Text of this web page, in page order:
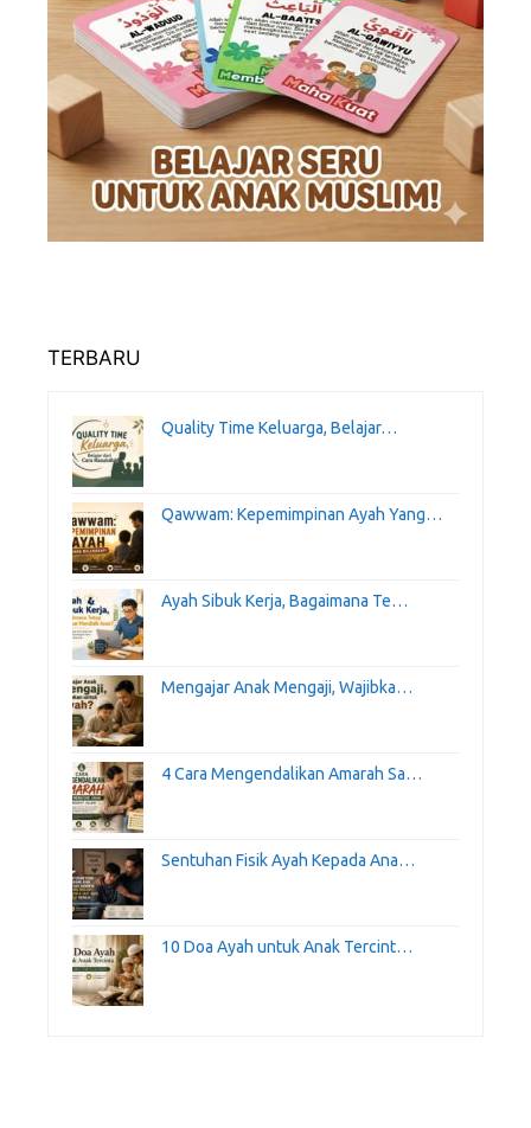
TERBARU
Quality Time Keluarga, Belajar…
Qawwam: Kepemimpinan Ayah Yang…
Ayah Sibuk Kerja, Bagaimana Te…
Mengajar Anak Mengaji, Wajibka…
4 Cara Mengendalikan Amarah Sa…
Sentuhan Fisik Ayah Kepada Ana…
10 Doa Ayah untuk Anak Tercint…